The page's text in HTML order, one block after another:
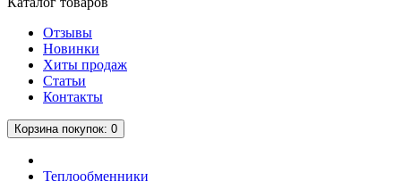
Отзывы
Новинки
Хиты продаж
Статьи
Контакты
Корзина покупок: 0
Теплообменники